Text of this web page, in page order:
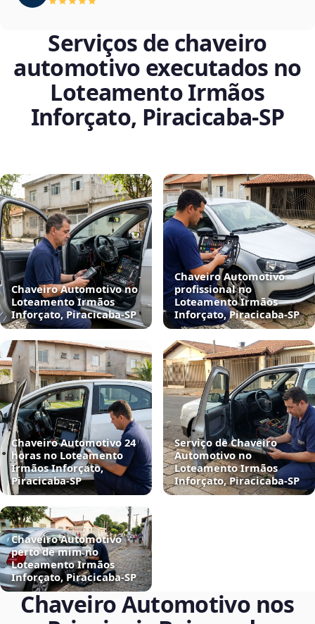
Serviços de chaveiro
automotivo executados no
Loteamento Irmãos
Inforçato, Piracicaba‑SP
Chaveiro Automotivo no
Loteamento Irmãos
Inforçato, Piracicaba‑SP
Chaveiro Automotivo
profissional no
Loteamento Irmãos
Inforçato, Piracicaba‑SP
Chaveiro Automotivo 24
horas no Loteamento
Irmãos Inforçato,
Piracicaba‑SP
Serviço de Chaveiro
Automotivo no
Loteamento Irmãos
Inforçato, Piracicaba‑SP
Chaveiro Automotivo
perto de mim no
Loteamento Irmãos
Inforçato, Piracicaba‑SP
Chaveiro Automotivo nos